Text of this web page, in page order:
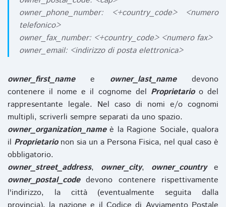
owner_phone_number: <+country_code> <numero
telefonico>
owner_fax_number: <+country_code> <numero fax>
owner_email: <indirizzo di posta elettronica>
owner_first_namee owner_last_namedevono
contenere il nome e il cognome del Proprietarioo del
rappresentante legale. Nel caso di nomi e/o cognomi
multipli, scriverli sempre separati da uno spazio.
owner_organization_nameè la Ragione Sociale, qualora
il Proprietarionon sia un a Persona Fisica, nel qual caso è
obbligatorio.
owner_street_address, owner_city, owner_countrye
owner_postal_codedevono contenere rispettivamente
l'indirizzo, la città (eventualmente seguita dalla